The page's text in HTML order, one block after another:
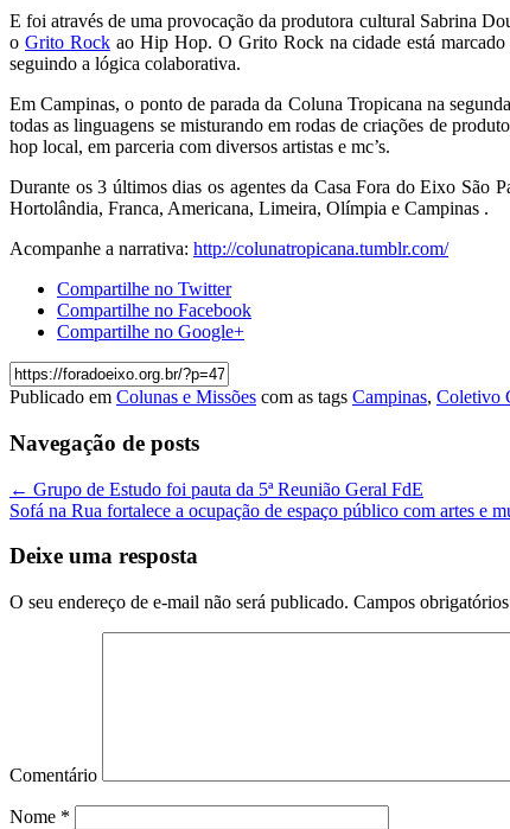
E foi através de uma provocação da produtora cultural Sabrina
o Grito Rockao Hip Hop. O Grito Rock na cidade está marcado
seguindo a lógica colaborativa.
Em Campinas, o ponto de parada da Coluna Tropicana na
todas as linguagens se misturando em rodas de criações de
hop local, em parceria com diversos artistas e mc’s.
Durante os 3 últimos dias os agentes da Casa Fora do Eixo São
Hortolândia, Franca, Americana, Limeira, Olímpia e Campinas .
Acompanhe a narrativa: http://colunatropicana.tumblr.com/
Compartilhe no Twitter
Compartilhe no Facebook
Compartilhe no Google+
Publicado em Colunas e Missões com as tags Campinas, Coletivo
Navegação de posts
← Grupo de Estudo foi pauta da 5ª Reunião Geral FdE
Sofá na Rua fortalece a ocupação de espaço público com artes e
Deixe uma resposta
O seu endereço de e-mail não será publicado. Campos
Comentário
Nome *